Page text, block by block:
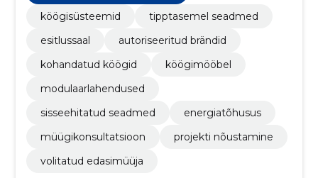
köögisüsteemid
tipptasemel seadmed
esitlussaal
autoriseeritud brändid
kohandatud köögid
köögimööbel
modulaarlahendused
sisseehitatud seadmed
energiatõhusus
müügikonsultatsioon
projekti nõustamine
volitatud edasimüüja